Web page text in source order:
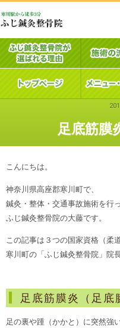
足底筋膜
こんにちは。
神奈川県高座郡寒川町で、
鍼灸・整体・交通事故施術を行
ふじ鍼灸整骨院の大藤です。
この記事は３つの国家資格（柔
寒川町の「ふじ鍼灸整骨院」院
足底筋膜炎（足底
足の裏や踵（かかと）に突然強